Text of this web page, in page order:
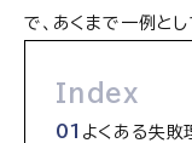
で、あくまで一例と
Index
よくある失